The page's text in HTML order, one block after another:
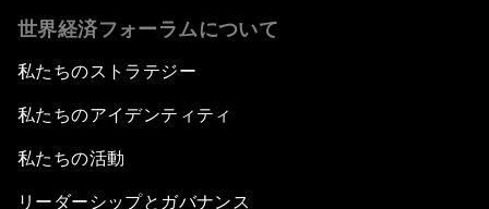
世界経済フォーラムについて
私たちのストラテジー
私たちのアイデンティティ
私たちの活動
リーダーシップとガバナンス